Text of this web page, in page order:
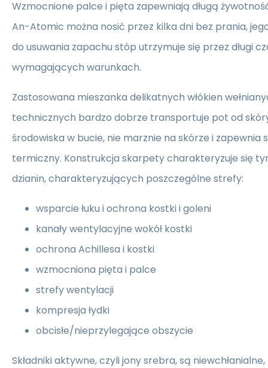
Wzmocnione palce i pięta zapewniają długą
An-Atomic można nosić przez kilka dni bez prania,
do usuwania zapachu stóp utrzymuje się przez długi
wymagających warunkach.
Zastosowana mieszanka delikatnych włókien
technicznych bardzo dobrze transportuje pot od
środowiska w bucie, nie marznie na skórze i
termiczny. Konstrukcja skarpety charakteryzuje się
dzianin, charakteryzujących poszczególne strefy:
wsparcie łuku i ochrona kostki i goleni
kanały wentylacyjne wokół kostki
ochrona Achillesa i kostki
wzmocniona pięta i palce
strefy wentylacji
kompresja łydki
obcisłe/nieprzylegające obszycie
Składniki aktywne, czyli jony srebra, są